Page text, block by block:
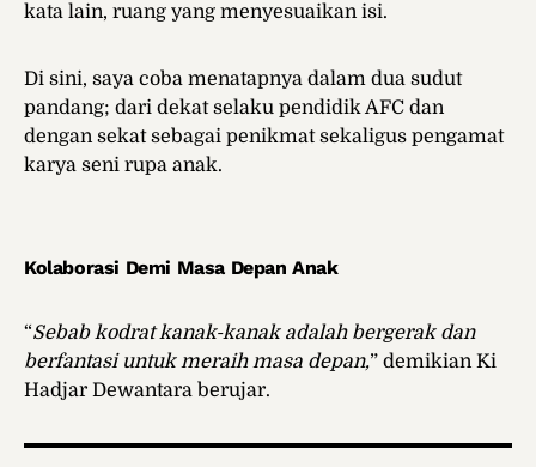
kata lain, ruang yang menyesuaikan isi.
Di sini, saya coba menatapnya dalam dua sudut
pandang; dari dekat selaku pendidik AFC dan
dengan sekat sebagai penikmat sekaligus pengamat
karya seni rupa anak.
Kolaborasi Demi Masa Depan Anak
“Sebab kodrat kanak-kanak adalah bergerak dan
berfantasi untuk meraih masa depan,” demikian Ki
Hadjar Dewantara berujar.